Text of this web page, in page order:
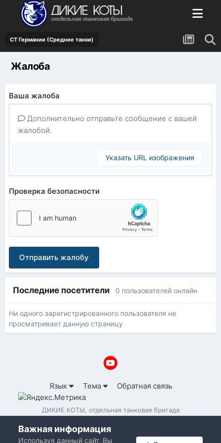
СТ Германии (Средние танки)
Жалоба
Ваша жалоба
Дополнительно отправьте сообщение с вашей
жалобой.
Указать URL изображения
Проверка безопасности
Отправить жалобу
Последние посетители 0 пользователей онлайн
Ни одного зарегистрированного пользователя не
просматривает данную страницу
Язык Тема Обратная связь
ДИКИЕ КОТЫ, отдельная танковая бригада
Важная информация
Используя данный сайт, Вы